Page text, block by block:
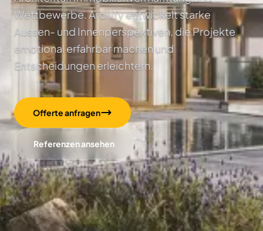
Wettbewerbe. Archify entwickelt starke
Aussen- und Innenperspektiven, die Projekte
emotional erfahrbar machen und
Entscheidungen erleichtern.
Offerte anfragen
Referenzen ansehen